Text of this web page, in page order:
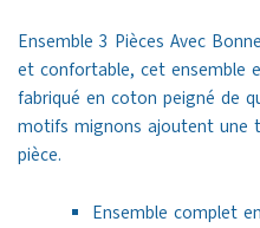
Ensemble 3 Pièces Avec
et confortable, cet ensemble
fabriqué en coton peigné de
motifs mignons ajoutent une
pièce.
Ensemble complet